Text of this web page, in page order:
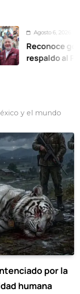
6, 2026
gobernadora
al Plan de la
y el mundo
por la
humana